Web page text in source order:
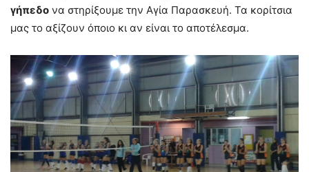
γήπεδο να στηρίξουμε την Αγία Παρασκευή. Τα κορίτσια
μας το αξίζουν όποιο κι αν είναι το αποτέλεσμα.